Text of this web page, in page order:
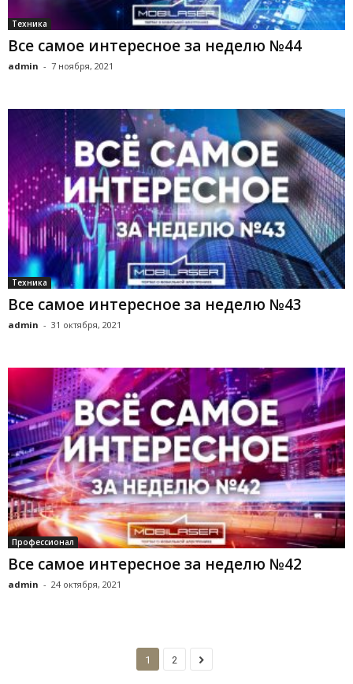
Техника
Все самое интересное за неделю №44
admin - 7 ноября, 2021
Техника
Все самое интересное за неделю №43
admin - 31 октября, 2021
Профессионал
Все самое интересное за неделю №42
admin - 24 октября, 2021
1 2